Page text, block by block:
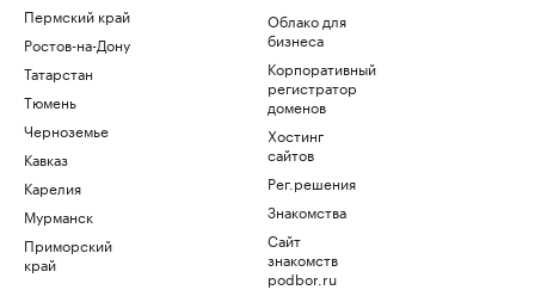
Пермский край
Ростов-на-Дону
Татарстан
Тюмень
Черноземье
Кавказ
Карелия
Мурманск
Приморский
край
Облако для
бизнеса
Корпоративный
регистратор
доменов
Хостинг
сайтов
Рег.решения
Знакомства
Сайт
знакомств
podbor.ru